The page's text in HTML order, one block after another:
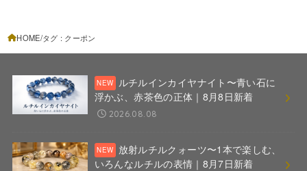
HOME タグ : クーポン
ルチルインカイヤナイト〜青い石に
浮かぶ、赤茶色の正体｜8月8日新着
2026.08.08
放射ルチルクォーツ〜1本で楽しむ、
いろんなルチルの表情｜8月7日新着